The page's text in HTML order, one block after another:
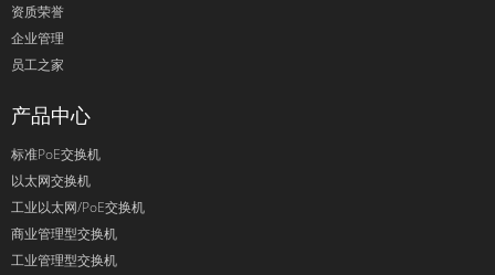
资质荣誉
企业管理
员工之家
产品中心
标准PoE交换机
以太网交换机
工业以太网/PoE交换机
商业管理型交换机
工业管理型交换机